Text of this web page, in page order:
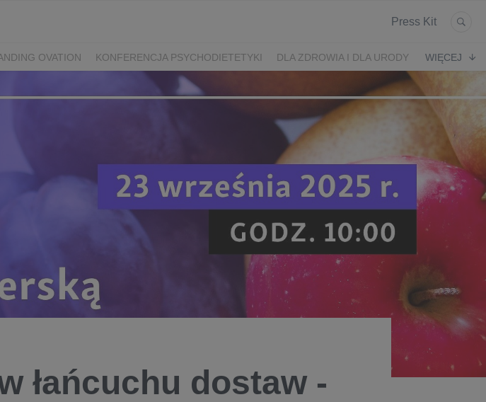
Press Kit
OVATION KONFERENCJA PSYCHODIETETYKI
DLA ZDROWIA I DLA URODY
ROKITNIK ARONIA
PIWO RZEMIEŚLNICZE
LODY RZEMIEŚLNICZE
SZCZYT IBO 2023 🫐
WYBORY 2023
WIĘCEJ
łańcuchu dostaw -